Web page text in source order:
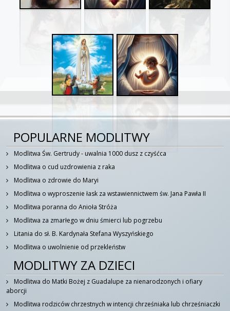
POPULARNE MODLITWY
Modlitwa Św. Gertrudy - uwalnia 1000 dusz z czyśćca
Modlitwa o cud uzdrowienia z raka
Modlitwa o zdrowie do Maryi
Modlitwa o wyproszenie łask za wstawiennictwem św. Jana Pawła II
Modlitwa poranna do Anioła Stróża
Modlitwa za zmarłego w dniu śmierci lub pogrzebu
Litania do sł. B. Kardynała Stefana Wyszyńskiego
Modlitwa o uwolnienie od przekleństw
MODLITWY ZA DZIECI
Modlitwa do Matki Bożej z Guadalupe za nienarodzonych i ofiary
aborcji
Modlitwa rodziców chrzestnych w intencji chrześniaka lub chrześniaczki